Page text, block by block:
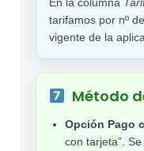
tarifamos por nº
vigente de la
Método
Opción Pago
con tarjeta”.